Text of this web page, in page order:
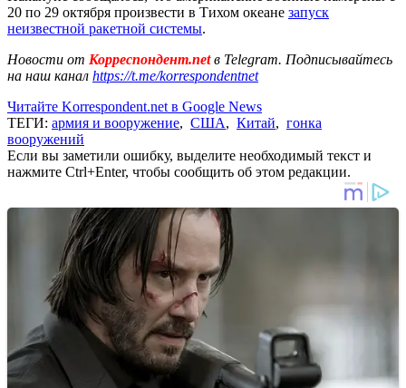
20 по 29 октября произвести в Тихом океане запуск
неизвестной ракетной системы.
Новости от Корреспондент.netв Telegram. Подписывайтесь
на наш канал https://t.me/korrespondentnet
Читайте Korrespondent.net в Google News
ТЕГИ: армия и вооружение, США, Китай, гонка
вооружений
Если вы заметили ошибку, выделите необходимый текст и
нажмите Ctrl+Enter, чтобы сообщить об этом редакции.